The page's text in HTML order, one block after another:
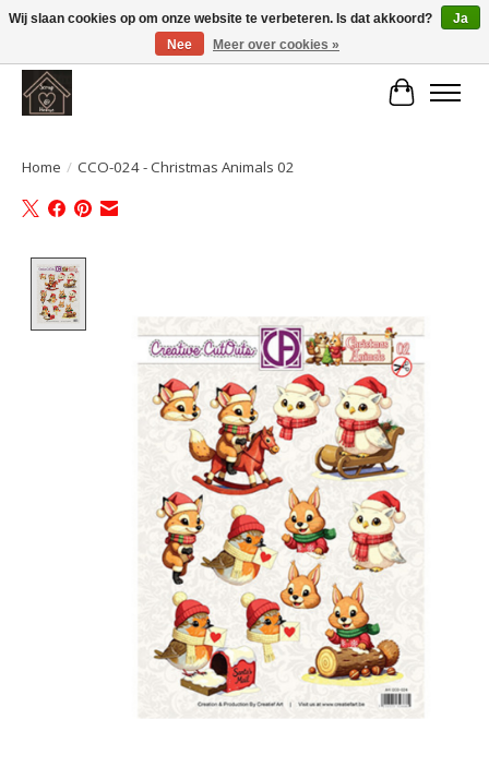
Large selection of products and fast shipping!
Home / CCO-024 - Christmas Animals 02
Wij slaan cookies op om onze website te verbeteren. Is dat akkoord?
Ja
Nee
Meer over cookies »